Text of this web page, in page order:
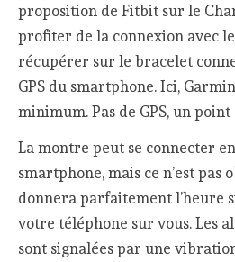
proposition de Fitbit sur le
profiter de la connexion avec
récupérer sur le bracelet
GPS du smartphone. Ici,
minimum. Pas de GPS, un point
La montre peut se connecter
smartphone, mais ce n’est pas
donnera parfaitement l’heure
votre téléphone sur vous. Les
sont signalées par une